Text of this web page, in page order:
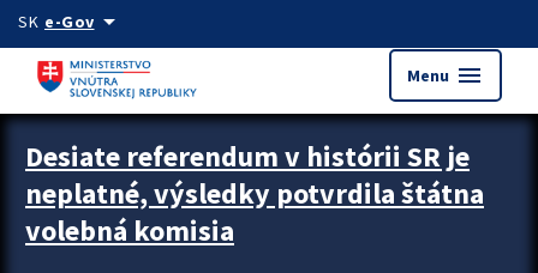
Preskocit na hlavný obsah
SK e-Govarrow_drop_down
Menu menu
Zastavit automatický posun upútavok
Desiate referendum v histórii SR je
neplatné, výsledky potvrdila štátna
volebná komisia